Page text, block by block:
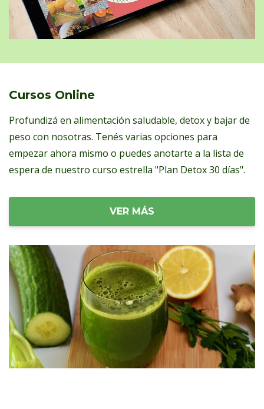
Cursos Online
Profundizá en alimentación saludable, detox y bajar de
peso con nosotras. Tenés varias opciones para
empezar ahora mismo o puedes anotarte a la lista de
espera de nuestro curso estrella "Plan Detox 30 días".
VER MÁS